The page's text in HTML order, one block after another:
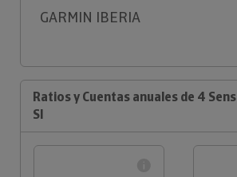
GARMIN IBERIA
Ratios y Cuentas anuales de 4 Sens
Sl